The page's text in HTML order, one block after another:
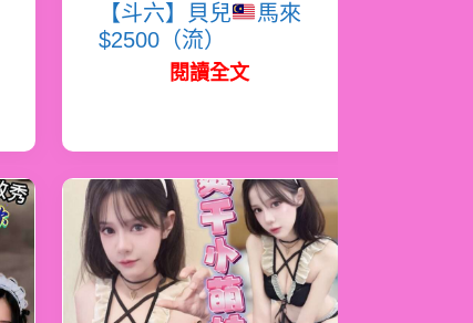
【斗六】貝兒
馬來
$2500（流）
閱讀全文